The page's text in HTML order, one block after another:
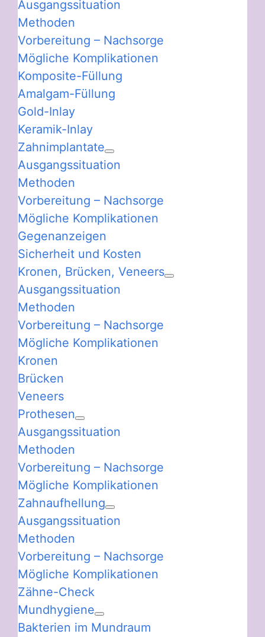
Ausgangssituation
Methoden
Vorbereitung – Nachsorge
Mögliche Komplikationen
Komposite-Füllung
Amalgam-Füllung
Gold-Inlay
Keramik-Inlay
Zahnimplantate
Ausgangssituation
Methoden
Vorbereitung – Nachsorge
Mögliche Komplikationen
Gegenanzeigen
Sicherheit und Kosten
Kronen, Brücken, Veneers
Ausgangssituation
Methoden
Vorbereitung – Nachsorge
Mögliche Komplikationen
Kronen
Brücken
Veneers
Prothesen
Ausgangssituation
Methoden
Vorbereitung – Nachsorge
Mögliche Komplikationen
Zahnaufhellung
Ausgangssituation
Methoden
Vorbereitung – Nachsorge
Mögliche Komplikationen
Zähne-Check
Mundhygiene
Bakterien im Mundraum